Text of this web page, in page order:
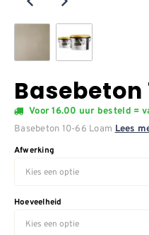
Basebeton
Voor 16.00 uur besteld =
Basebeton 10-66 Loam Lees
Afwerking
Hoeveelheid